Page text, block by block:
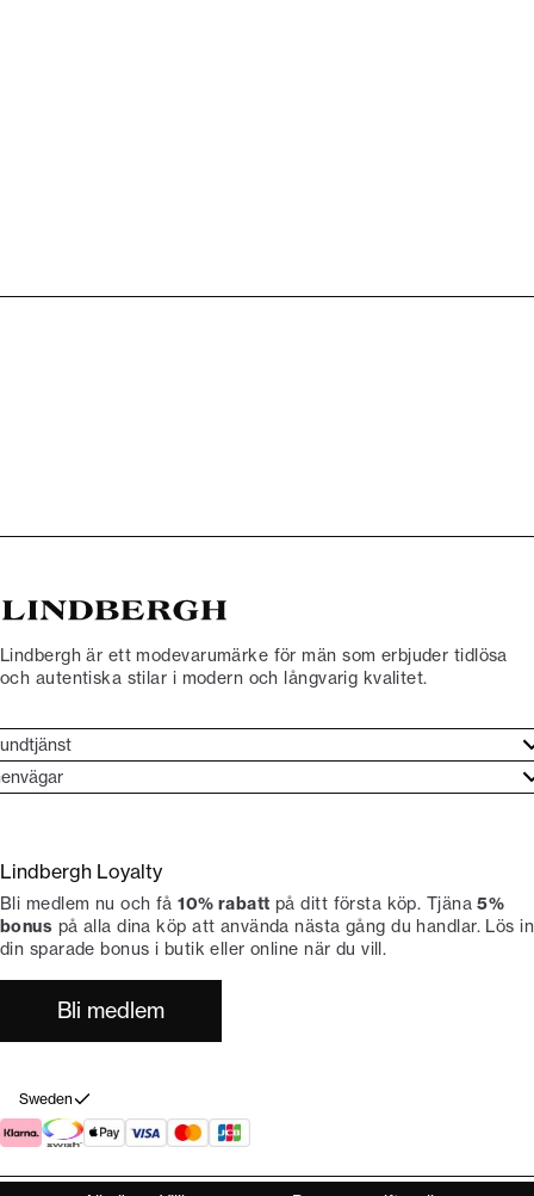
Lindbergh är ett modevarumärke för män som erbjuder tidlösa
och autentiska stilar i modern och långvarig kvalitet.
köp
Lindbergh-ambassadör
Lindbergh Loyalty
Bli medlem nu och få10% rabatt på ditt första köp. Tjäna5%
bonus på alla dina köp att använda nästa gång du handlar. Lös in
din sparade bonus i butik eller online när du vill.
Bli medlem
Sweden